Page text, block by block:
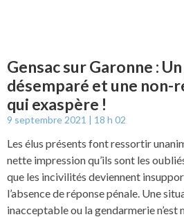
Gensac sur Garonne :
désemparé et une non-
qui exaspère !
9 septembre 2021 18 h 02
Les élus présents font ressortir
nette impression qu’ils sont les
que les incivilités deviennent
l’absence de réponse pénale. Une
inacceptable ou la gendarmerie n’est